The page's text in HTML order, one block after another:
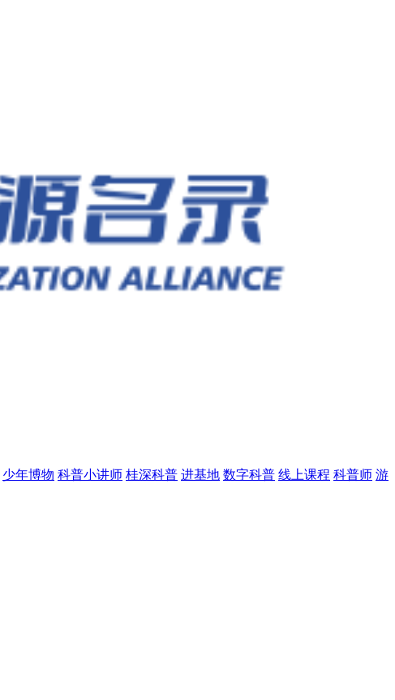
少年博物 科普小讲师 桂深科普 进基地 数字科普 线上课程 科普师 游